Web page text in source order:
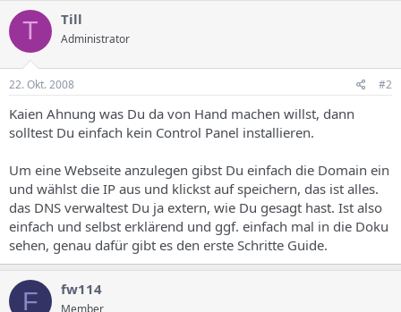
T Till
Administrator
22. Okt. 2008 #2
Kaien Ahnung was Du da von Hand machen willst, dann
solltest Du einfach kein Control Panel installieren.
Um eine Webseite anzulegen gibst Du einfach die Domain ein
und wählst die IP aus und klickst auf speichern, das ist alles.
das DNS verwaltest Du ja extern, wie Du gesagt hast. Ist also
einfach und selbst erklärend und ggf. einfach mal in die Doku
sehen, genau dafür gibt es den erste Schritte Guide.
F fw114
Member